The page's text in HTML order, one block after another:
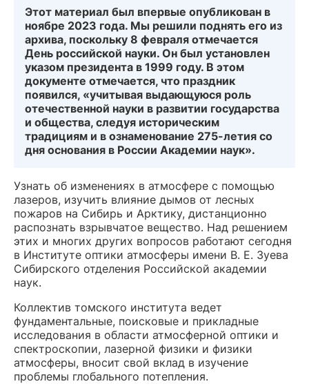
Этот материал был впервые опубликован в
ноябре 2023 года. Мы решили поднять его из
архива, поскольку 8 февраля отмечается
День российской науки. Он был установлен
указом президента в 1999 году. В этом
документе отмечается, что праздник
появился, «учитывая выдающуюся роль
отечественной науки в развитии государства
и общества, следуя историческим
традициям и в ознаменование 275-летия со
дня основания в России Академии наук».
Узнать об изменениях в атмосфере с помощью
лазеров, изучить влияние дымов от лесных
пожаров на Сибирь и Арктику, дистанционно
распознать взрывчатое вещество. Над решением
этих и многих других вопросов работают сегодня
в Институте оптики атмосферы имени В. Е. Зуева
Сибирского отделения Российской академии
наук.
Коллектив томского института ведет
фундаментальные, поисковые и прикладные
исследования в области атмосферной оптики и
спектроскопии, лазерной физики и физики
атмосферы, вносит свой вклад в изучение
проблемы глобального потепления.